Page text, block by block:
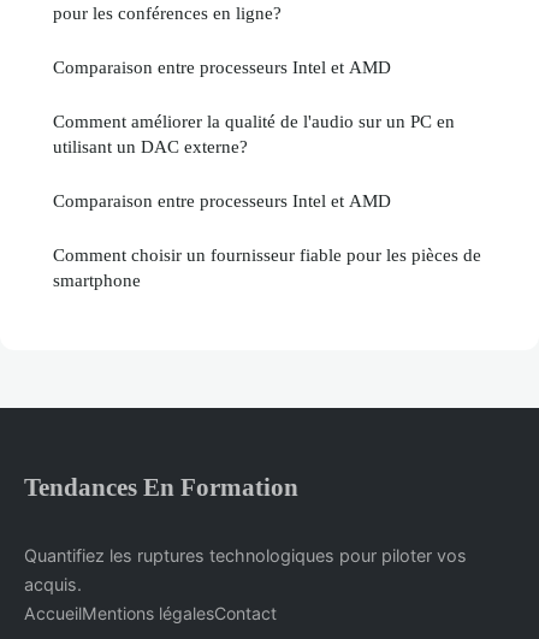
pour les conférences en ligne?
Comparaison entre processeurs Intel et AMD
Comment améliorer la qualité de l'audio sur un PC en
utilisant un DAC externe?
Comparaison entre processeurs Intel et AMD
Comment choisir un fournisseur fiable pour les pièces de
smartphone
Tendances En Formation
Quantifiez les ruptures technologiques pour piloter vos
acquis.
AccueilMentions légalesContact